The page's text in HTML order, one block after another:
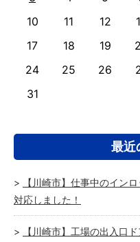
10
11 12
17
18 19
24
25 26
31
最近
【川崎市】仕事中のイン
対応しました！
【川崎市】工場の出入口